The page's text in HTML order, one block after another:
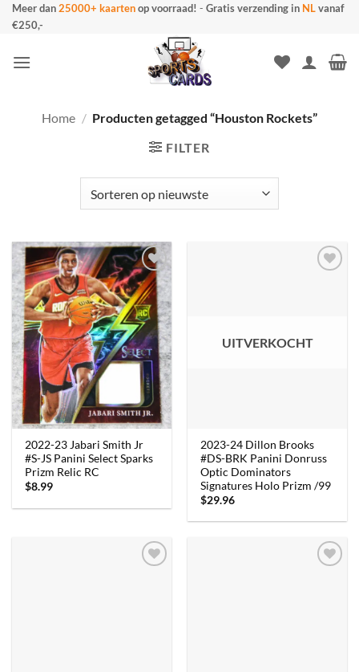
Ga
naar
Meer dan25000+ kaartenop voorraad! - Gratis verzending in NLvanaf
€250,-
Home / Producten getagged “Houston Rockets”
FILTER
2022-23 Jabari Smith Jr
#S-JS Panini Select Sparks
Prizm Relic RC
$8.99
UITVERKOCHT
2023-24 Dillon Brooks
#DS-BRK Panini Donruss
Optic Dominators
Signatures Holo Prizm /99
$29.96